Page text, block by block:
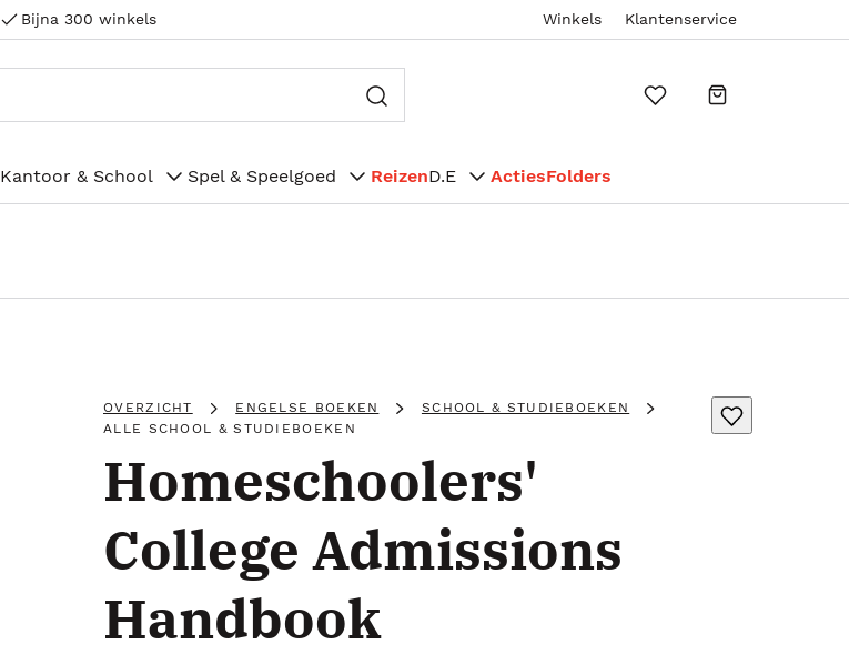
Bijna 300 winkels Winkels Klantenservice
Kantoor & School Spel & Speelgoed ReizenD.E ActiesFolders
OVERZICHT ENGELSE BOEKEN
SCHOOL & STUDIEBOEKEN
ALLE SCHOOL & STUDIEBOEKEN
Homeschoolers'
College Admissions
Handbook